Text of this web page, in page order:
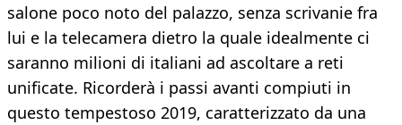
salone poco noto del palazzo, senza scrivanie fra
lui e la telecamera dietro la quale idealmente ci
saranno milioni di italiani ad ascoltare a reti
unificate. Ricorderà i passi avanti compiuti in
questo tempestoso 2019, caratterizzato da una